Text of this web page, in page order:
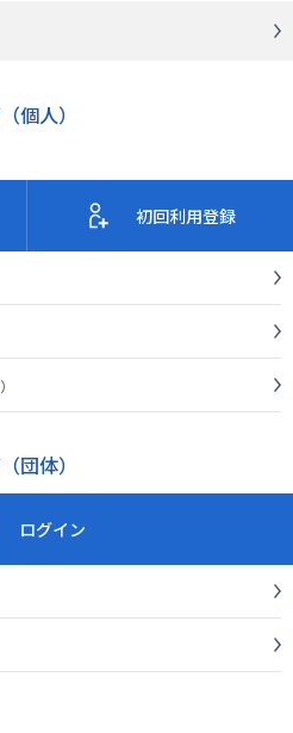
個人）
初回利用登録
団体）
ログイン